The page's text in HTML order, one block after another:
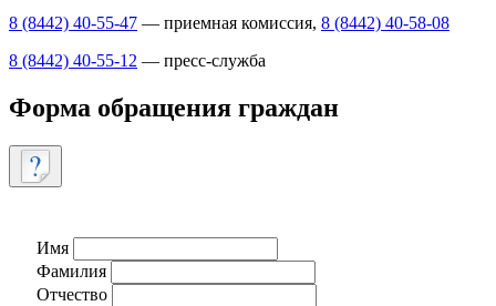
8 (8442) 40-55-47 — приемная комиссия, 8 (8442) 40-58-08
8 (8442) 40-55-12 — пресс-служба
Форма обращения граждан
Имя
Фамилия
Отчество